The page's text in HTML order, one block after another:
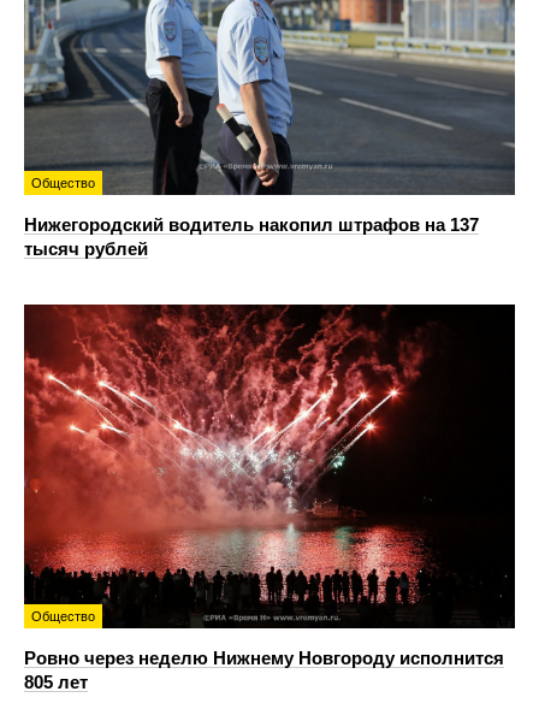
Общество
Нижегородский водитель накопил штрафов на 137
тысяч рублей
Общество
Ровно через неделю Нижнему Новгороду исполнится
805 лет